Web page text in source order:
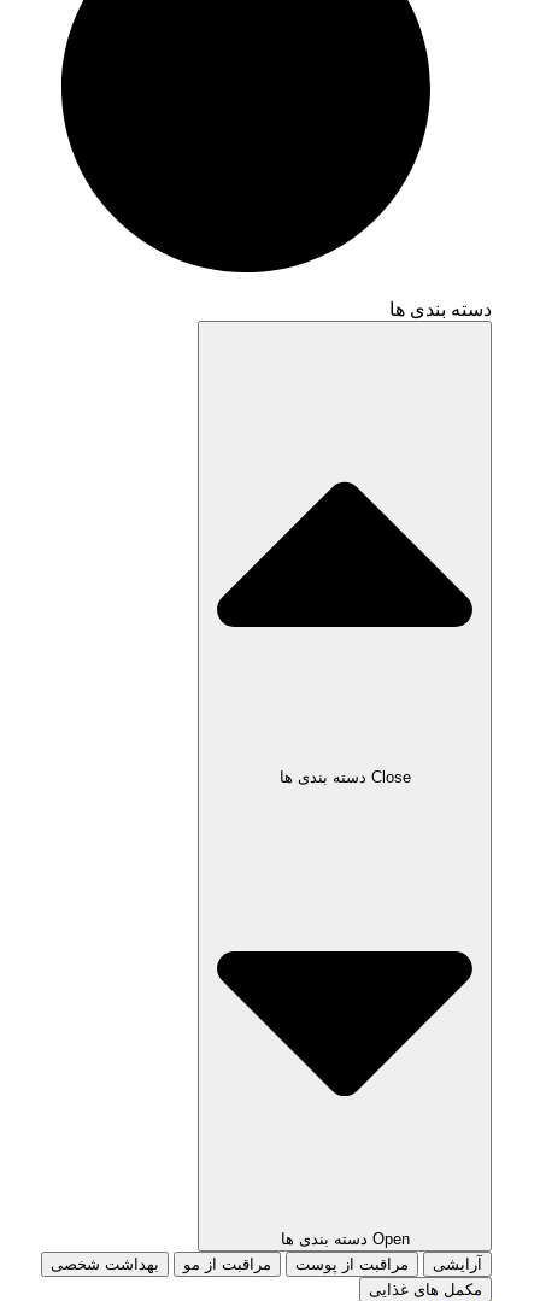
دسته بندی ها
Close دسته بندی ها
Open دسته بندی ها
آرایشی
مراقبت از پوست مراقبت از مو
بهداشت شخصی
مکمل های غذایی